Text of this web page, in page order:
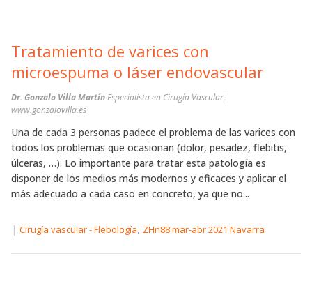
Tratamiento de varices con
microespuma o láser endovascular
Dr. Gonzalo Villa MartínEspecialista en Cirugía Vascular |
www.gonzalovilla.es
Una de cada 3 personas padece el problema de las varices con
todos los problemas que ocasionan (dolor, pesadez, flebitis,
úlceras, …). Lo importante para tratar esta patología es
disponer de los medios más modernos y eficaces y aplicar el
más adecuado a cada caso en concreto, ya que no...
| Cirugía vascular - Flebología, ZHn88 mar-abr 2021 Navarra